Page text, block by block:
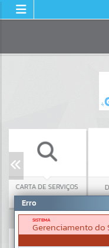
DE SERVIÇOS
Erro
SISTEMA
Gerenciamento do